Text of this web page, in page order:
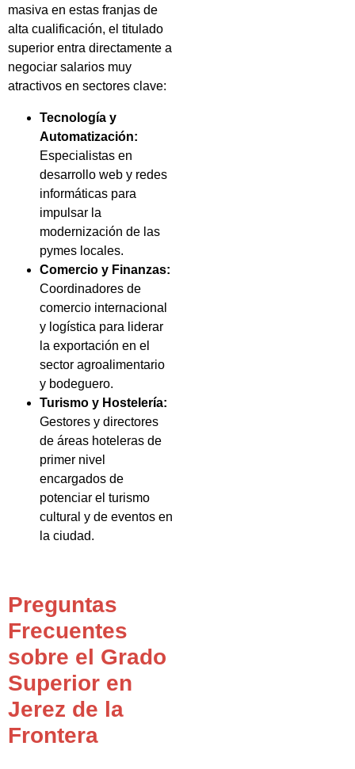
masiva en estas franjas de
alta cualificación, el titulado
superior entra directamente a
negociar salarios muy
atractivos en sectores clave:
Tecnología y
Automatización:
Especialistas en
desarrollo web y redes
informáticas para
impulsar la
modernización de las
pymes locales.
Comercio y Finanzas:
Coordinadores de
comercio internacional
y logística para liderar
la exportación en el
sector agroalimentario
y bodeguero.
Turismo y Hostelería:
Gestores y directores
de áreas hoteleras de
primer nivel
encargados de
potenciar el turismo
cultural y de eventos en
la ciudad.
Preguntas
Frecuentes
sobre el Grado
Superior en
Jerez de la
Frontera